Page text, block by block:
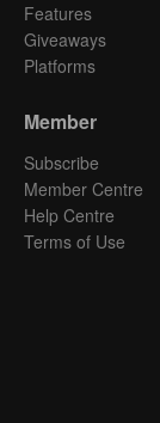
Features
Giveaways
Platforms
Member
Subscribe
Member Centre
Help Centre
Terms of Use